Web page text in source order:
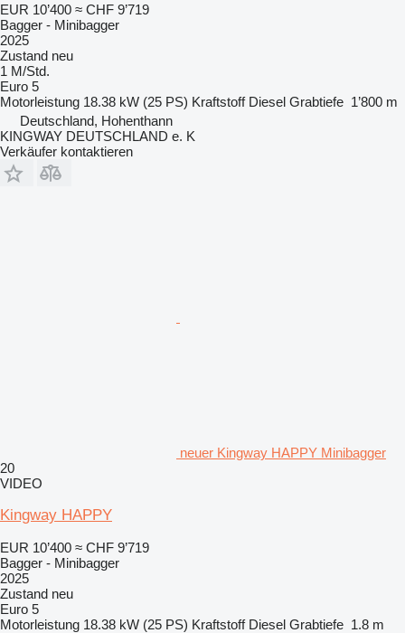
EUR 10’400 ≈ CHF 9’719
Bagger - Minibagger
2025
Zustand neu
1 M/Std.
Euro 5
Motorleistung 18.38 kW (25 PS) Kraftstoff Diesel Grabtiefe 1’800 m
Deutschland, Hohenthann
KINGWAY DEUTSCHLAND e. K
Verkäufer kontaktieren
neuer Kingway HAPPY Minibagger
20
VIDEO
Kingway HAPPY
EUR 10’400 ≈ CHF 9’719
Bagger - Minibagger
2025
Zustand neu
Euro 5
Motorleistung 18.38 kW (25 PS) Kraftstoff Diesel Grabtiefe 1.8 m